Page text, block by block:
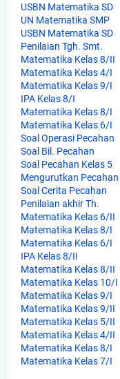
USBN Matematika SD
UN Matematika SMP
USBN Matematika SD
Penilaian Tgh. Smt.
Matematika Kelas 8/II
Matematika Kelas 4/I
Matematika Kelas 9/I
IPA Kelas 8/I
Matematika Kelas 8/I
Matematika Kelas 6/I
Soal Operasi Pecahan
Soal Bil. Pecahan
Soal Pecahan Kelas 5
Mengurutkan Pecahan
Soal Cerita Pecahan
Penilaian akhir Th.
Matematika Kelas 6/II
Matematika Kelas 8/I
Matematika Kelas 6/I
IPA Kelas 8/II
Matematika Kelas 8/II
Matematika Kelas 10/I
Matematika Kelas 9/I
Matematika Kelas 9/II
Matematika Kelas 5/II
Matematika Kelas 4/II
Matematika Kelas 8/I
Matematika Kelas 7/I